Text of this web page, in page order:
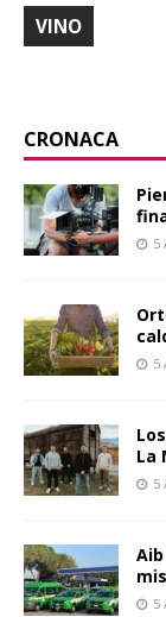
VINO
CRONACA
5
5
La
5
5